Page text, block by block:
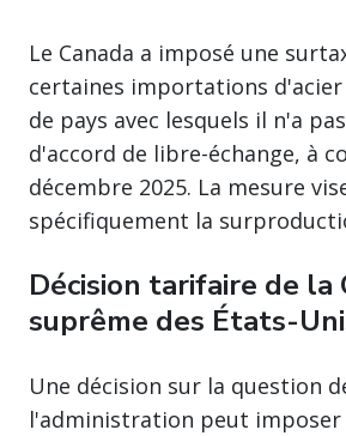
Le Canada a imposé une
certaines importations d'acier
de pays avec lesquels il n'a
d'accord de libre-échange, à
décembre 2025. La mesure
spécifiquement la
Décision tarifaire de la
suprême des États-
Une décision sur la question
l'administration peut imposer